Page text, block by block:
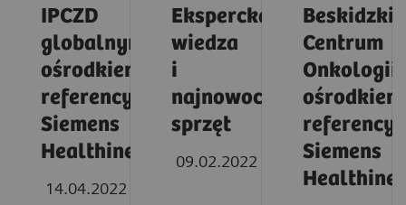
IPCZD
globalnym
ośrodkiem
referencyjnym
Siemens
Healthineers
14.04.2022
Ekspercka
wiedza
i
najnowocześniejszy
sprzęt
09.02.2022
Beskidzkie
Centrum
Onkologii
ośrodkiem
Siemens